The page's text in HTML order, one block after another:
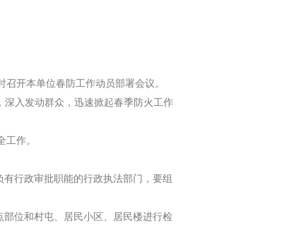
开本单位春防工作动员部署会议。
入发动群众，迅速掀起春季防火工作
作。
行政审批职能的行政执法部门，要组
位和村屯、居民小区、居民楼进行检